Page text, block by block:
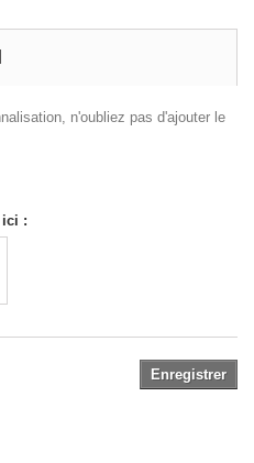
n'oubliez pas d'ajouter le
ici :
Enregistrer